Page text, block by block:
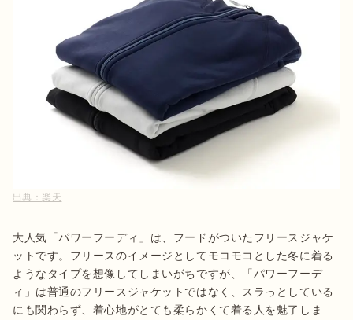
出典： 楽天
大人気「パワーフーディ」は、フードがついたフリースジャケ
ットです。フリースのイメージとしてモコモコとした冬に着る
ようなタイプを想像してしまいがちですが、「パワーフーデ
ィ」は普通のフリースジャケットではなく、スラっとしている
にも関わらず、着心地がとても柔らかくて着る人を魅了しま